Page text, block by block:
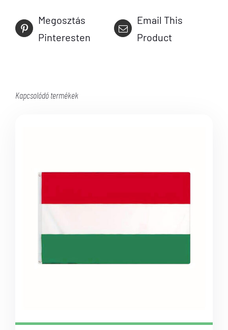
Megosztás
Pinteresten
Email This
Product
Kapcsolódó termékek